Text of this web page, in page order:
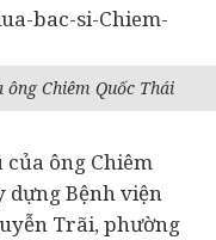
Chiêm Quốc Thái
của ông Chiêm
dựng Bệnh viện
Trãi, phường